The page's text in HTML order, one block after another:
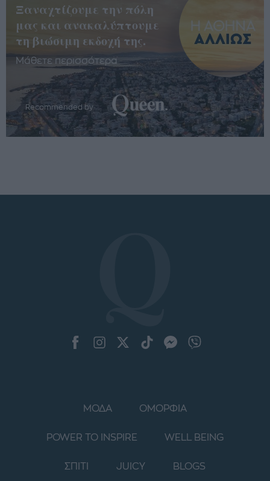
Ξαναχτίζουμε την πόλη
μας και ανακαλύπτουμε
τη βιώσιμη εκδοχή της.
Μάθετε περισσότερα
Recommended by
ΜΟΔΑ ΟΜΟΡΦΙΑ
POWER TO INSPIRE WELL BEING
ΣΠΙΤΙ JUICY BLOGS